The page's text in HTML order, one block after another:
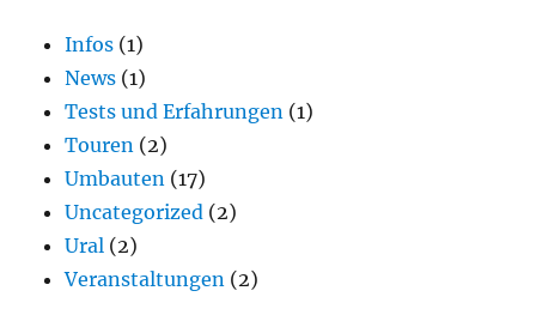
Infos (1)
News (1)
Tests und Erfahrungen (1)
Touren (2)
Umbauten (17)
Uncategorized (2)
Ural (2)
Veranstaltungen (2)